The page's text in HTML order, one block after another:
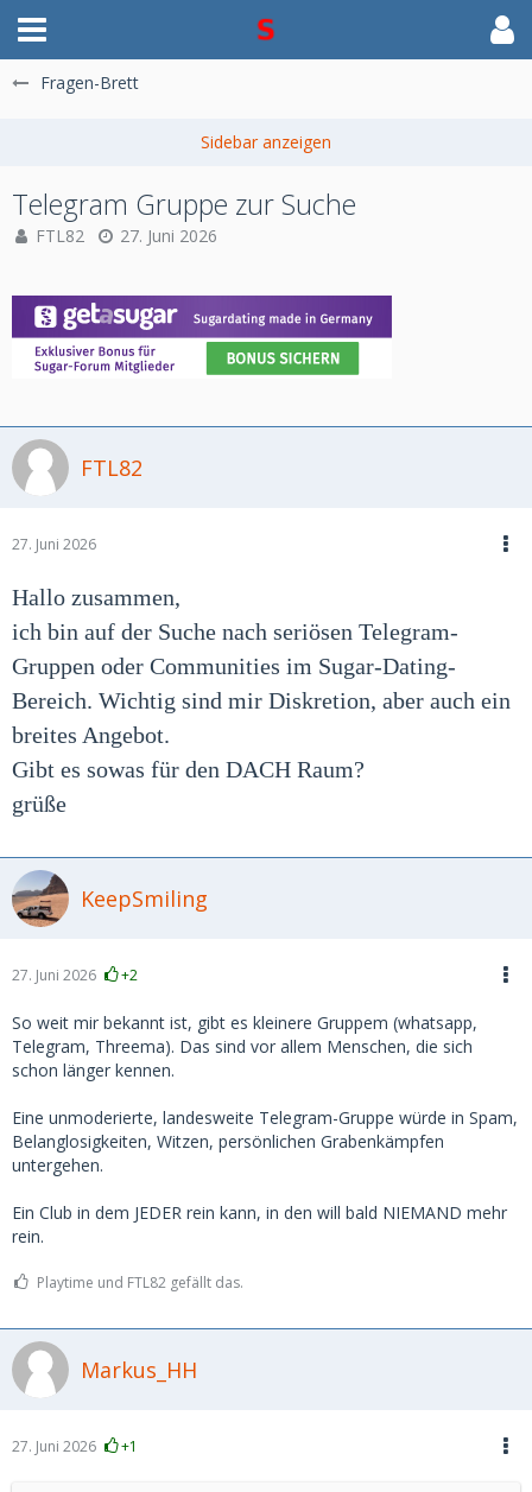
Fragen-Brett
Telegram Gruppe zur Suche
FTL82 27. Juni 2026
FTL82
27. Juni 2026
Hallo zusammen,
ich bin auf der Suche nach seriösen Telegram-
Gruppen oder Communities im Sugar-Dating-
Bereich. Wichtig sind mir Diskretion, aber auch ein
breites Angebot.
Gibt es sowas für den DACH Raum?
grüße
KeepSmiling
27. Juni 2026 +2
So weit mir bekannt ist, gibt es kleinere Gruppem (whatsapp,
Telegram, Threema). Das sind vor allem Menschen, die sich
schon länger kennen.
Eine unmoderierte, landesweite Telegram-Gruppe würde in Spam,
Belanglosigkeiten, Witzen, persönlichen Grabenkämpfen
untergehen.
Ein Club in dem JEDER rein kann, in den will bald NIEMAND mehr
rein.
Playtime und FTL82 gefällt das.
Markus_HH
27. Juni 2026 +1